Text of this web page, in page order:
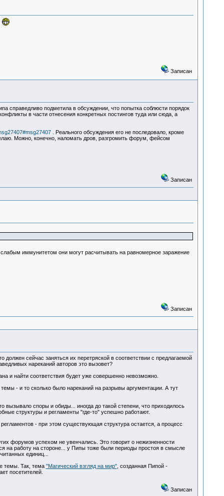
Записан
справедливо подметила в обсуждении, что попытка соблюсти порядок
в части отнесения конкретных постингов туда или сюда, а
. Реального обсуждения его не последовало, кроме
Можно, конечно, наломать дров, разгромить форум, фейсом
Записан
иммунитетом они могут расчитывать на равномерное заражение
Записан
сейчас заняться их перетряской в соответствии с предлагаемой
нареканий авторов это вызовет?
и найти соответствия будет уже совершенно невозможно.
- и то сколько было нареканий на разрывы аргументации. А тут
споры и обиды... иногда до такой степени, что приходилось
структуры и регламенты "где-то" успешно работают.
- при этом существующая структура остается, а процесс
форумов успехом не увенчались. Это говорит о нежизненности
на работу на стороне... у Пипы тоже были периоды простоя в смысле
единиц...
темы. Так, тема "Магический взгляд на мир", созданная Пипой -
посетителей.
Записан